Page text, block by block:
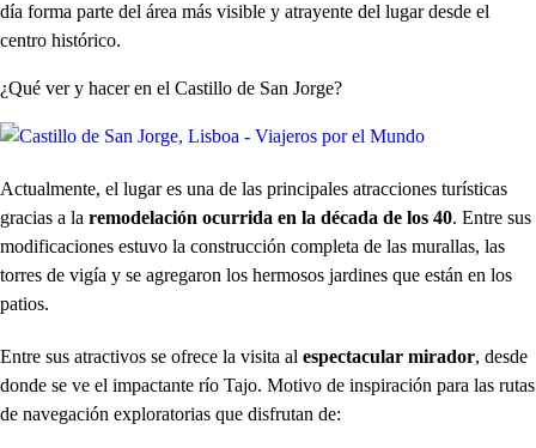
día forma parte del área más visible y atrayente del lugar desde el
centro histórico.
¿Qué ver y hacer en el Castillo de San Jorge?
Actualmente, el lugar es una de las principales atracciones turísticas
gracias a la remodelación ocurrida en la década de los 40. Entre sus
modificaciones estuvo la construcción completa de las murallas, las
torres de vigía y se agregaron los hermosos jardines que están en los
patios.
Entre sus atractivos se ofrece la visita al espectacular mirador, desde
donde se ve el impactante río Tajo. Motivo de inspiración para las rutas
de navegación exploratorias que disfrutan de: